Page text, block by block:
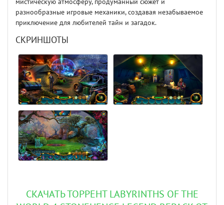
разнообразные игровые механики, создавая незабываемое
приключение для любителей тайн и загадок.
СКРИНШОТЫ
СКАЧАТЬ ТОРРЕНТ LABYRINTHS OF THE